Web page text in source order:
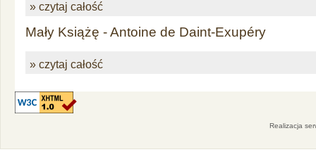
» czytaj całość
Mały Książę - Antoine de Daint-Exupéry
» czytaj całość
Realizacja